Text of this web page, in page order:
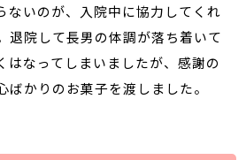
ないのが、入院中に協力してくれ
退院して長男の体調が落ち着いて
はなってしまいましたが、感謝の
かりのお菓子を渡しました。